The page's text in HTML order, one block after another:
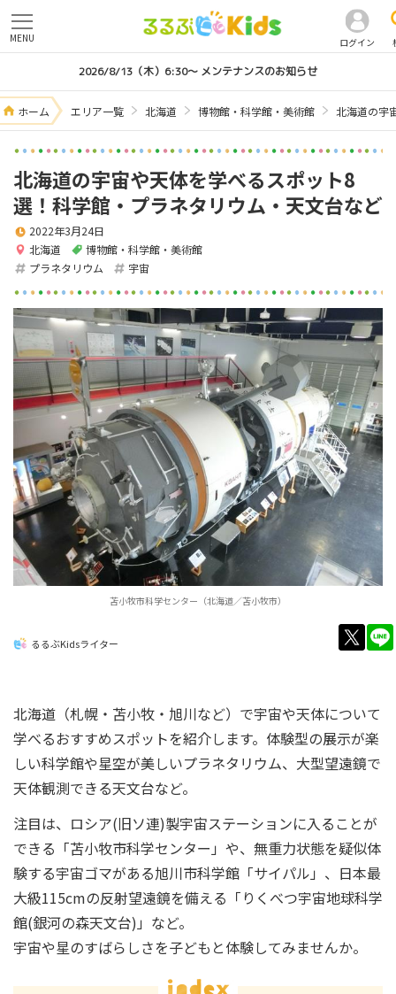
ログイン
MENU
2026/8/13（木）6:30～ メンテナンスのお知らせ
ホーム エリア一覧 北海道 博物館・科学館・美術館 北海道の宇
北海道の宇宙や天体を学べるスポット8
選！科学館・プラネタリウム・天文台など
北海道 博物館・科学館・美術館
2022年3月24日
プラネタリウム 宇宙
苫小牧市科学センター（北海道／苫小牧市）
るるぶKidsライター
北海道（札幌・苫小牧・旭川など）で宇宙や天体について
学べるおすすめスポットを紹介します。体験型の展示が楽
しい科学館や星空が美しいプラネタリウム、大型望遠鏡で
天体観測できる天文台など。
注目は、ロシア(旧ソ連)製宇宙ステーションに入ることが
できる「苫小牧市科学センター」や、無重力状態を疑似体
験する宇宙ゴマがある旭川市科学館「サイパル」、日本最
大級115cmの反射望遠鏡を備える「りくべつ宇宙地球科学
館(銀河の森天文台)」など。
宇宙や星のすばらしさを子どもと体験してみませんか。